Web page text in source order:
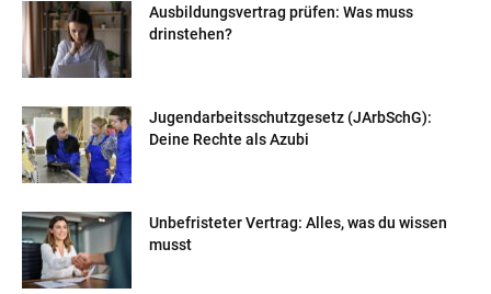
Ausbildungsvertrag prüfen: Was muss
drinstehen?
Jugendarbeitsschutzgesetz (JArbSchG):
Deine Rechte als Azubi
Unbefristeter Vertrag: Alles, was du wissen
musst